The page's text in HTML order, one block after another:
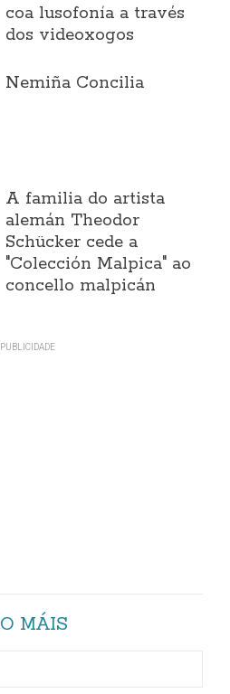
coa lusofonía a través
dos videoxogos
Nemiña Concilia
A familia do artista
alemán Theodor
Schücker cede a
"Colección Malpica" ao
concello malpicán
O MÁIS